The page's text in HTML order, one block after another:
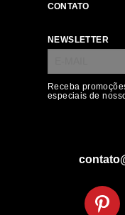
CONTATO
NEWSLETTER
Receba
especiais de